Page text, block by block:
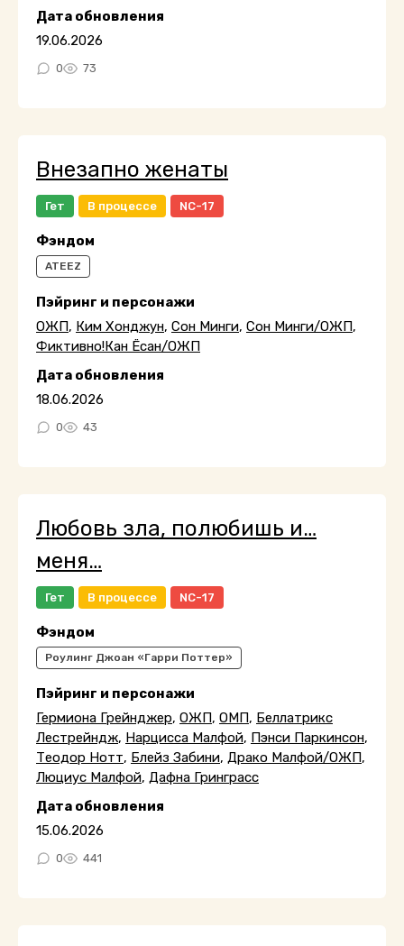
Дата обновления
19.06.2026
0 73
Внезапно женаты
Гет В процессе NC-17
Фэндом
ATEEZ
Пэйринг и персонажи
ОЖП, Ким Хонджун, Сон Минги, Сон Минги/ОЖП,
Фиктивно!Кан Ёсан/ОЖП
Дата обновления
18.06.2026
0 43
Любовь зла, полюбишь и…
меня…
Гет В процессе NC-17
Фэндом
Роулинг Джоан «Гарри Поттер»
Пэйринг и персонажи
Гермиона Грейнджер, ОЖП, ОМП, Беллатрикс
Лестрейндж, Нарцисса Малфой, Пэнси Паркинсон,
Теодор Нотт, Блейз Забини, Драко Малфой/ОЖП,
Люциус Малфой, Дафна Гринграсс
Дата обновления
15.06.2026
0 441